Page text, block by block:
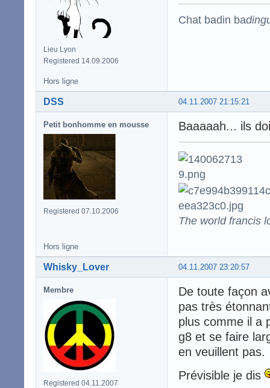
Lieu Lyon
Registered 14.09.2006
Chat badin ba
Hors ligne
04.11.2007 21:15:21
DSS
Petit bonhomme en mousse
Registered 07.10.2006
Baaaaah... ils
The world francis
Hors ligne
04.11.2007 23:20:57
Whisky_Lover
Membre
Registered 04.11.2007
De toute façon
pas très
plus comme il a
g8 et se faire
en veuillent pas.
Prévisible je dis